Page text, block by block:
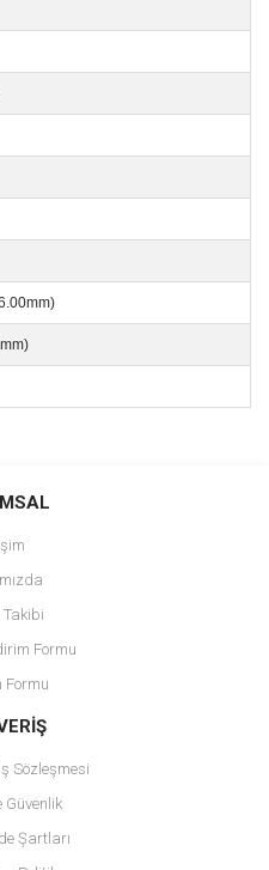
siz yapın!
görüntülenemiyor.
bulunuyor.
pahalı.
olmalı.
Formu
Formu
Sözleşmesi
Güvenlik
Şartları